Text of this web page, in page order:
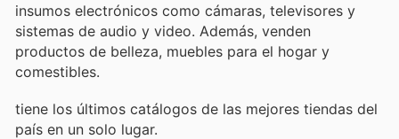
insumos electrónicos como cámaras, televisores y
sistemas de audio y video. Además, venden
productos de belleza, muebles para el hogar y
comestibles.
tiene los últimos catálogos de las mejores tiendas del
país en un solo lugar.